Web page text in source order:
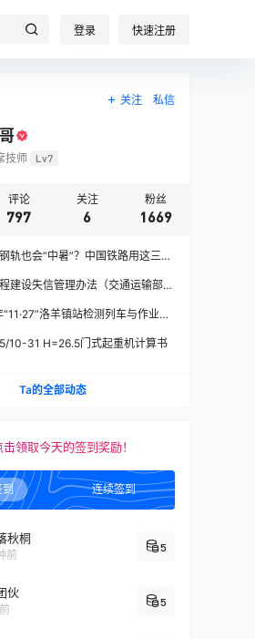
登录 快速注册
关注 私信
技师 Lv7
评论
797
关注
6
粉丝
1669
轨也会“中暑”？中国铁路用这三招
建设失信管理办法（交通运输部
洛羊镇站检测列车与作业人
10-31 H=26.5门式起重机计算书
Ta的全部动态
击领取今天的签到奖励！
连续签到
秋桐
前
5
伙
5